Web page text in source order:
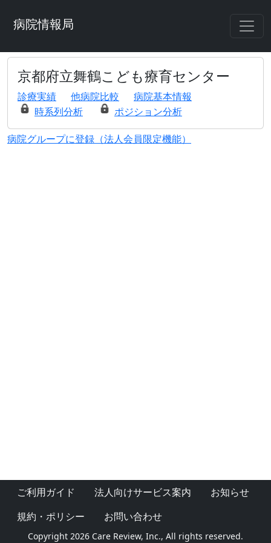
病院情報局
京都府立舞鶴こども療育センター
診療実績 他病院比較
病院基本情報
時系列分析
ポジション分析
病院グループに登録（法人会員限定機能）
ご利用ガイド 法人向けサービス案内
お知らせ
規約・ポリシー
お問い合わせ
Copyright 2026 Care Review, Inc., All rights reserved.